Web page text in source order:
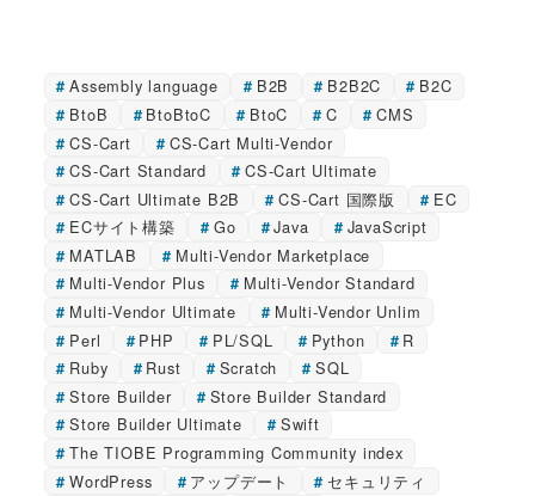
Assembly language B2B B2B2C
B2C
BtoB
BtoBtoC BtoC C
CMS
CS-Cart
CS-Cart Multi-Vendor
CS-Cart Standard
CS-Cart Ultimate
CS-Cart Ultimate B2B
CS-Cart 国際版
EC
ECサイト構築
Go Java
JavaScript
MATLAB
Multi-Vendor Marketplace
Multi-Vendor Plus
Multi-Vendor Standard
Multi-Vendor Ultimate
Multi-Vendor Unlim
Perl
PHP PL/SQL Python
R
Ruby
Rust Scratch
SQL
Store Builder
Store Builder Standard
Store Builder Ultimate
Swift
The TIOBE Programming Community index
WordPress
アップデート
セキュリティ